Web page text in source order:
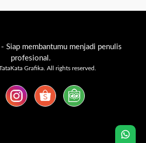
- Siap membantumu menjadi penulis
profesional.
Grafika. All rights reserved.